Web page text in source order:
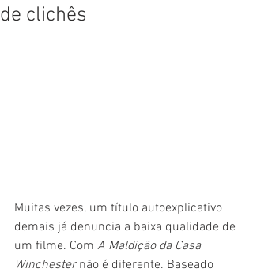
de clichês
Muitas vezes, um título autoexplicativo
demais já denuncia a baixa qualidade de
um filme. Com A Maldição da Casa
Winchester não é diferente. Baseado